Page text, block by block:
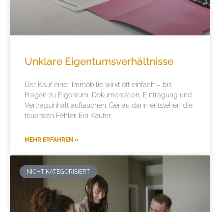
Unklare Eigentumsverhältnisse
Der Kauf einer Immobilie wirkt oft einfach – bis
Fragen zu Eigentum, Dokumentation, Eintragung und
Vertragsinhalt auftauchen. Genau dann entstehen die
teuersten Fehler. Ein Käufer,
MEHR ERFAHREN »
NICHT KATEGORISIERT